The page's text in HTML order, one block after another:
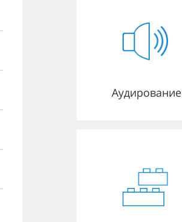
Аудирование